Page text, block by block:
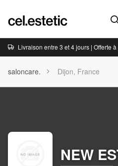
Livraison entre 3 et 4 jours | Offerte
saloncare. Dijon, France
NEW